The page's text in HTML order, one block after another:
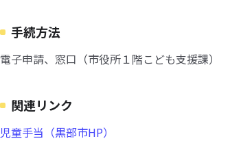
手続方法
電子申請、窓口（市役所１階こども支援課）
関連リンク
児童手当（黒部市HP）